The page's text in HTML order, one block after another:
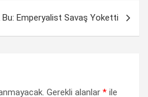
Bu: Emperyalist Savaş Yoketti
Gerekli alanlar * ile